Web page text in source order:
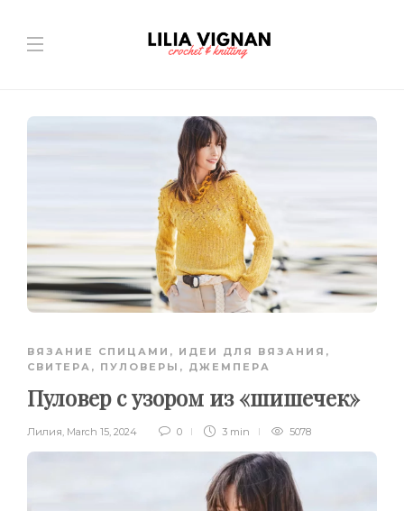
ВЯЗАНИЕ СПИЦАМИ , ИДЕИ ДЛЯ ВЯЗАНИЯ ,
СВИТЕРА, ПУЛОВЕРЫ, ДЖЕМПЕРА
Пуловер с узором из «шишечек»
Лилия, March 15, 2024 0 3 min 5078